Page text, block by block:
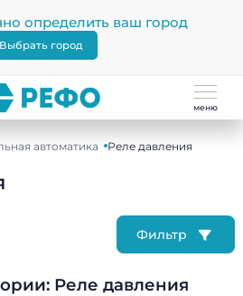
определить ваш город
Выбрать город
меню
автоматика Реле давления
Фильтр
Реле давления